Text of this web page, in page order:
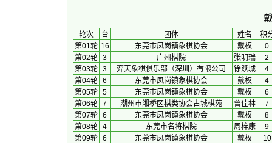
轮次 台 团体 姓名
积
第01轮 16 东莞市凤岗镇象棋协会 戴权
0
第02轮 3 广州棋院 张明瑞
2
第03轮 3 弈天象棋俱乐部（深圳）有限公司 徐跃城
4
第04轮 6 东莞市凤岗镇象棋协会 戴权
4
第05轮 5 东莞市凤岗镇象棋协会 戴权
6
第06轮 7 潮州市湘桥区棋类协会古城棋苑 曾佳林
7
第07轮 6 东莞市凤岗镇象棋协会 戴权
8
第08轮 4 东莞市名将棋院 周梓康
9
第09轮 6 东莞市凤岗镇象棋协会 戴权
10